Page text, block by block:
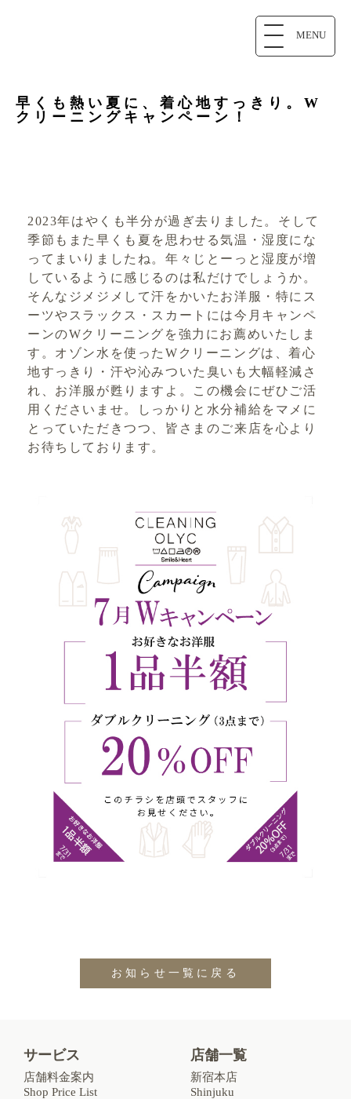
MENU
早くも熱い夏に、着心地すっきり。W
クリーニングキャンペーン！
2023年はやくも半分が過ぎ去りました。そして
季節もまた早くも夏を思わせる気温・湿度にな
ってまいりましたね。年々じとーっと湿度が増
しているように感じるのは私だけでしょうか。
そんなジメジメして汗をかいたお洋服・特にス
ーツやスラックス・スカートには今月キャンペ
ーンのWクリーニングを強力にお薦めいたしま
す。オゾン水を使ったWクリーニングは、着心
地すっきり・汗や沁みついた臭いも大幅軽減さ
れ、お洋服が甦りますよ。この機会にぜひご活
用くださいませ。しっかりと水分補給をマメに
とっていただきつつ、皆さまのご来店を心より
お待ちしております。
お知らせ一覧に戻る
サービス
店舗料金案内
Shop Price List
店舗一覧
新宿本店
Shinjuku